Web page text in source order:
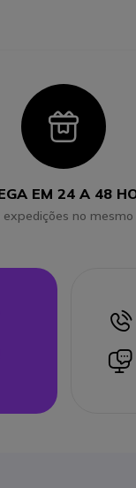
Icon
EM 24 A 48
expedições no mesmo